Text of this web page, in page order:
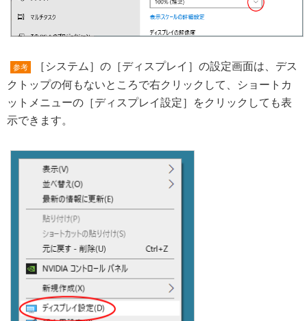
参考
［システム］の［ディスプレイ］の設定画面は、デス
クトップの何もないところで右クリックして、ショートカ
ットメニューの［ディスプレイ設定］をクリックしても表
示できます。